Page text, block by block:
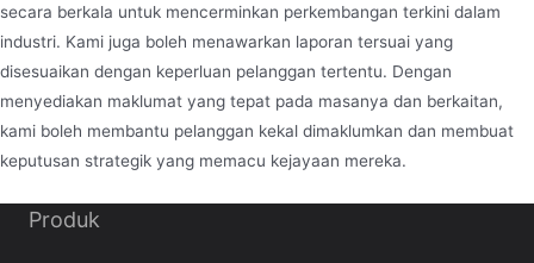
secara berkala untuk mencerminkan perkembangan terkini dalam
industri. Kami juga boleh menawarkan laporan tersuai yang
disesuaikan dengan keperluan pelanggan tertentu. Dengan
menyediakan maklumat yang tepat pada masanya dan berkaitan,
kami boleh membantu pelanggan kekal dimaklumkan dan membuat
keputusan strategik yang memacu kejayaan mereka.
Produk